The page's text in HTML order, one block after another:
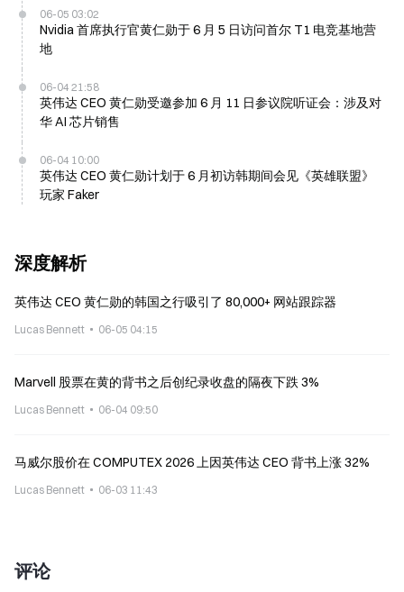
06-05 03:02
Nvidia 首席执行官黄仁勋于 6 月 5 日访问首尔 T1 电竞基地营
地
06-04 21:58
英伟达 CEO 黄仁勋受邀参加 6 月 11 日参议院听证会：涉及对
华 AI 芯片销售
06-04 10:00
英伟达 CEO 黄仁勋计划于 6 月初访韩期间会见《英雄联盟》
玩家 Faker
深度解析
英伟达 CEO 黄仁勋的韩国之行吸引了 80,000+ 网站跟踪器
Lucas Bennett 06-05 04:15
Marvell 股票在黄的背书之后创纪录收盘的隔夜下跌 3%
Lucas Bennett 06-04 09:50
马威尔股价在 COMPUTEX 2026 上因英伟达 CEO 背书上涨 32%
Lucas Bennett 06-03 11:43
评论